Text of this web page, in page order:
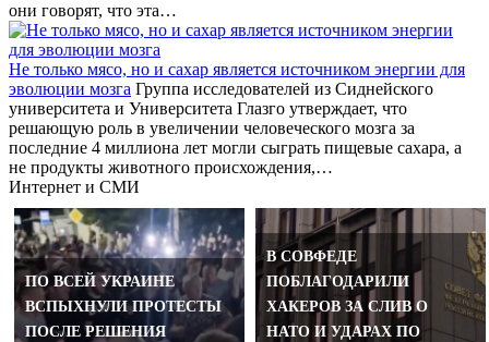
они говорят, что эта…
Не только мясо, но и сахар является источником энергии для
эволюции мозга Группа исследователей из Сиднейского
университета и Университета Глазго утверждает, что
решающую роль в увеличении человеческого мозга за
последние 4 миллиона лет могли сыграть пищевые сахара, а
не продукты животного происхождения,…
Интернет и СМИ
ПО ВСЕЙ УКРАИНЕ
ВСПЫХНУЛИ ПРОТЕСТЫ
ПОСЛЕ РЕШЕНИЯ
В СОВФЕДЕ
ПОБЛАГОДАРИЛИ
ХАКЕРОВ ЗА СЛИВ О
НАТО И УДАРАХ ПО